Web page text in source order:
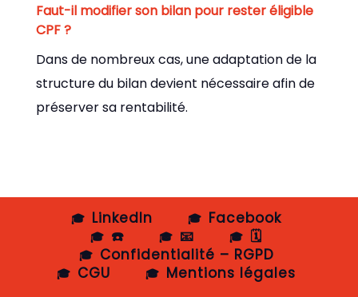
Faut-il modifier son bilan pour rester éligible
CPF ?
Dans de nombreux cas, une adaptation de la
structure du bilan devient nécessaire afin de
préserver sa rentabilité.
LinkedIn
Facebook
☎️
📧
🗓️
Confidentialité – RGPD
CGU
Mentions légales